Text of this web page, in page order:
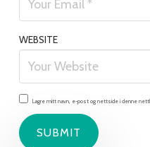
WEBSITE
Lagre mitt navn, e-post og nettside i denne